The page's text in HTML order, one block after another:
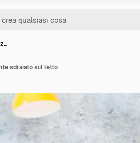
sdraiato sul letto